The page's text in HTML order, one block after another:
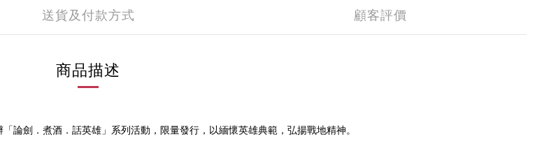
送貨及付款方式 顧客評價
商品描述
論劍．煮酒．話英雄」系列活動，限量發行，以緬懷英雄典範，弘揚戰地精神。